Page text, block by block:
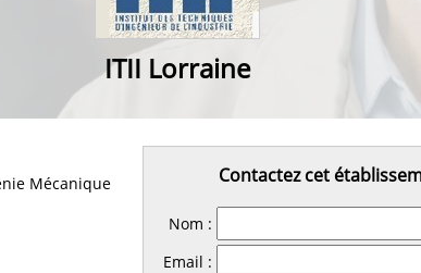
ITII Lorraine
Mécanique
Contactez cet
Nom :
Email :